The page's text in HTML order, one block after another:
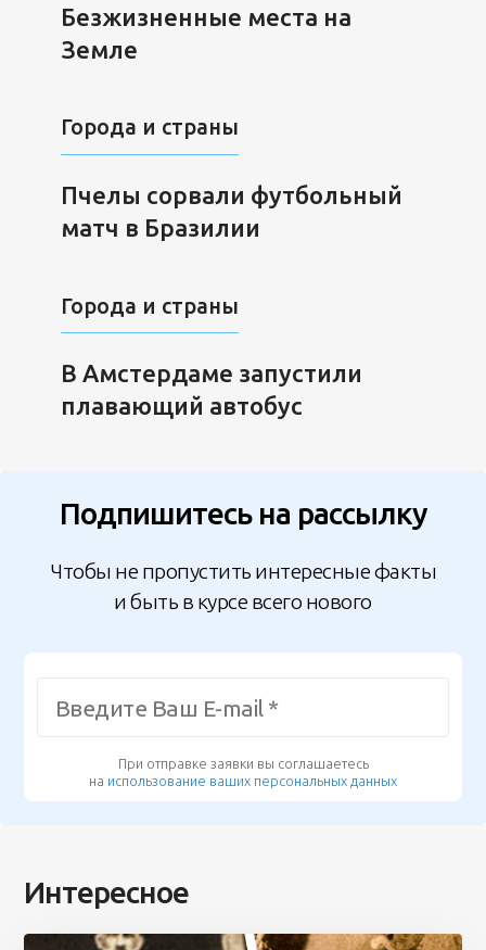
Безжизненные места на
Земле
Города и страны
Пчелы сорвали футбольный
матч в Бразилии
Города и страны
В Амстердаме запустили
плавающий автобус
Подпишитесь на рассылку
Чтобы не пропустить интересные факты
и быть в курсе всего нового
При отправке заявки вы соглашаетесь
на использование ваших персональных данных
Интересное